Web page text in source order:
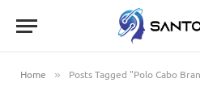
Home » Posts Tagged "Polo Cabo